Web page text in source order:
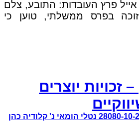
יזמות ונדל"ן 2. אייל פרץ העובדות: התובע, צלם
בפרס ממשלתי, טוען כי
זכויות יוצרים
ת"א (שלום תל אביב) 28080-10-21 נטלי הומאי נ' קלודיה כהן